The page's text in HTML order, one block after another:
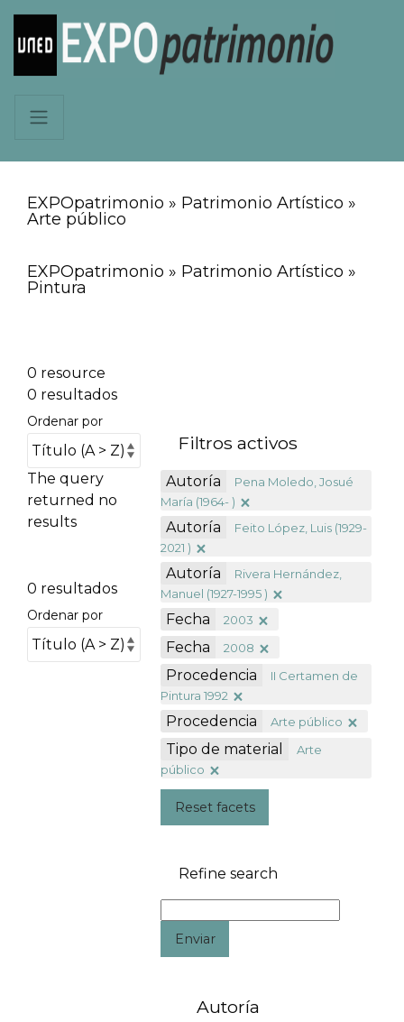
EXPOpatrimonio » Patrimonio Artístico »
Arte público
EXPOpatrimonio » Patrimonio Artístico »
Pintura
0 resource
0 resultados
Ordenar por
The query
returned no
results
0 resultados
Ordenar por
Filtros activos
Autoría
Pena Moledo, Josué
María (1964- )
Autoría
Feito López, Luis (1929-
2021 )
Autoría
Rivera Hernández,
Manuel (1927-1995 )
Fecha 2003
Fecha 2008
Procedencia
II Certamen de
Pintura 1992
Procedencia Arte público
Tipo de material
Arte
público
Reset facets
Refine search
Enviar
Autoría